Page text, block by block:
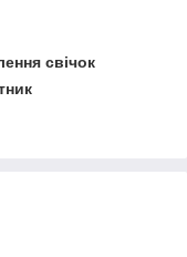
свічок